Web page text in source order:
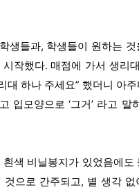
생들과, 학생들이 원하는
작했다. 매점에 가서 생리
하나 주세요” 했더니 아
입모양으로 ‘그거’ 라고 말
색 비닐봉지가 있었음에도
것으로 간주되고, 별 생각